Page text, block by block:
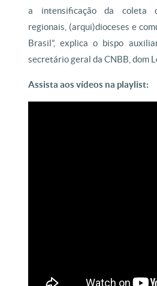
a intensificação da coleta
regionais, (arqui)dioceses e
Brasil”, explica o bispo
secretário geral da CNBB, dom
Assista aos vídeos na playlist: